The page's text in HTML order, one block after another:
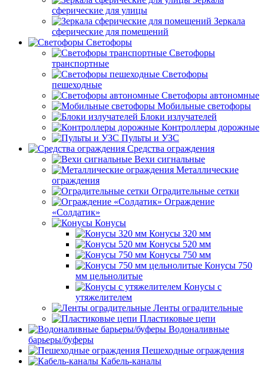
сферические для улицы
Зеркала
сферические для помещений
Светофоры
Светофоры
транспортные
Светофоры
пешеходные
Светофоры автономные
Мобильные светофоры
Блоки излучателей
Контроллеры дорожные
Пульты и УЗС
Средства ограждения
Вехи сигнальные
Металлические
ограждения
Оградительные сетки
Ограждение
«Солдатик»
Конусы
Конусы 320 мм
Конусы 520 мм
Конусы 750 мм
Конусы 750
мм цельнолитые
Конусы с
утяжелителем
Ленты оградительные
Пластиковые цепи
Водоналивные
барьеры/буферы
Пешеходные ограждения
Кабель-каналы